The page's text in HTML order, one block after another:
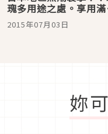
瑰多用途之處。享用滿
玫瑰香味的美食饗宴
2015年07月03日
妳